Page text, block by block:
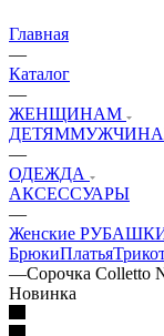
Главная
—
Каталог
—
ЖЕНЩИНАМ
ДЕТЯМ
—
ОДЕЖДА
АКСЕССУАРЫ
—
Женские
БрюкиПлатья
—Сорочка Colletto
Новинка